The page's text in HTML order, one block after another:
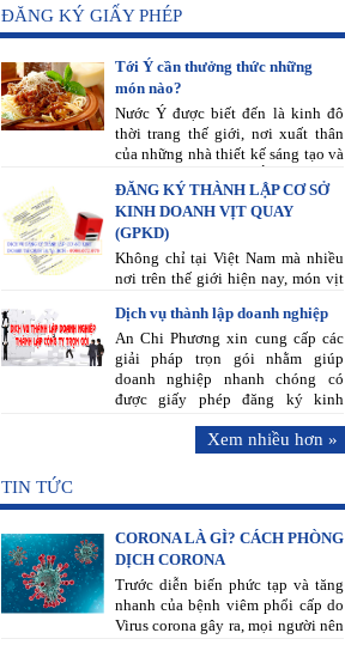
thường là các kênh phân phối lớn
và phổ biến để các doanh nghiệp
với nhiều đối tượng khách hàng
hơn.
ĐĂNG KÝ GIẤY PHÉP
Tới Ý cần thưởng thức những
món nào?
Nước Ý được biết đến là kinh đô
thời trang thế giới, nơi xuất thân
của những nhà thiết kế sáng tạo và
đô thời trang choáng ngợp làm say
lòng người, thì việc thưởng thức
ẩm thực nơi đây càng làm cho lòng
người càng thêm say đắm. Khi bạn
có nhu cầu du lịch nước Ý thì đừng
Ý mà hãy thưởng thức nó bằng cả
tâm hồn, khi ấy bạn sẽ thấy ăn món
Ý ở Việt Nam khác với ăn món Ý
tại Ý như thế nào.
ĐĂNG KÝ THÀNH LẬP CƠ SỞ
KINH DOANH VỊT QUAY
(GPKD)
Không chỉ tại Việt Nam mà nhiều
nơi trên thế giới hiện nay, món vịt
và chinh phục được đông đảo thực
khách nhờ hương vị thơm ngon,
độc đáo và bổ dưỡng.
Dịch vụ thành lập doanh nghiệp
An Chi Phương xin cung cấp các
giải pháp trọn gói nhằm giúp
doanh nghiệp nhanh chóng có
được giấy phép đăng ký kinh
được hỗ trợ vui lòng gọi đến
Xem nhiều hơn »
TIN TỨC
CORONA LÀ GÌ? CÁCH PHÒNG
DỊCH CORONA
Trước diễn biến phức tạp và tăng
nhanh của bệnh viêm phổi cấp do
Virus corona gây ra, mọi người nên